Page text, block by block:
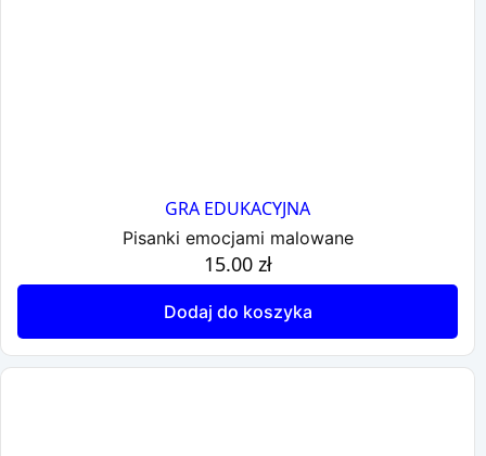
GRA EDUKACYJNA
Pisanki emocjami malowane
15.00 zł
Dodaj do koszyka